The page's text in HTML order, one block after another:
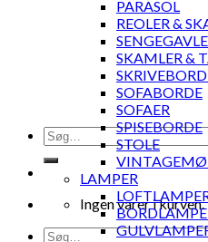
Søg
efter:
Ingen varer i kurven.
Søg
PARASOL
REOLER &
SENGEGAVLE
SKAMLER &
SOFABORDE
SOFAER
SPISEBORDE
STOLE
LAMPER